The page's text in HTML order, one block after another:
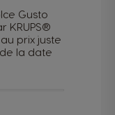
Gusto
KRUPS®
prix juste
la date